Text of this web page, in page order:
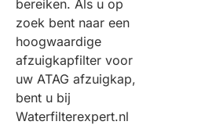
bereiken. Als u op
zoek bent naar een
hoogwaardige
afzuigkapfilter voor
uw ATAG afzuigkap,
bent u bij
Waterfilterexpert.nl